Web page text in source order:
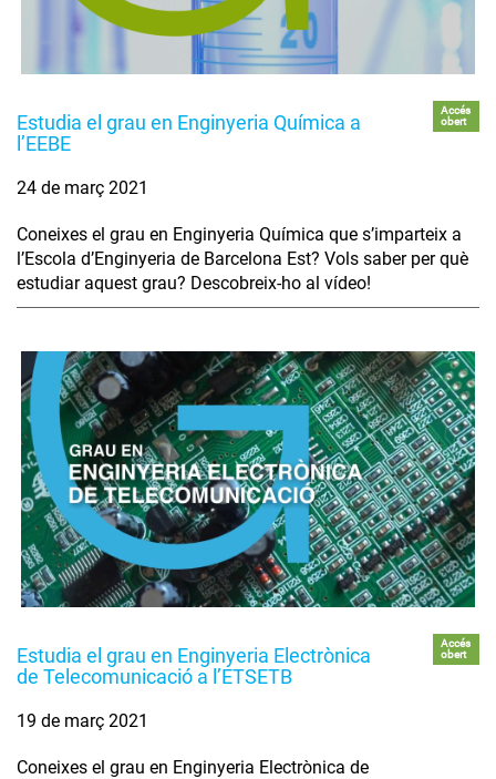
Estudia el grau en Enginyeria Química a
l’EEBE
Accés
obert
24 de març 2021
Coneixes el grau en Enginyeria Química que s’imparteix a
l’Escola d’Enginyeria de Barcelona Est? Vols saber per què
estudiar aquest grau? Descobreix-ho al vídeo!
Estudia el grau en Enginyeria Electrònica
de Telecomunicació a l’ETSETB
Accés
obert
19 de març 2021
Coneixes el grau en Enginyeria Electrònica de